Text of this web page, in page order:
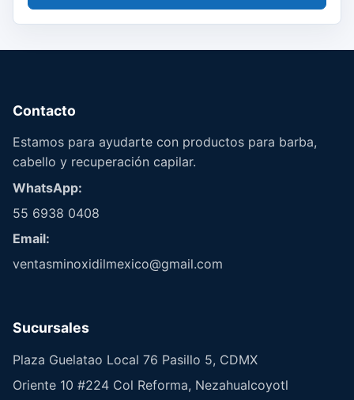
Contacto
Estamos para ayudarte con productos para barba,
cabello y recuperación capilar.
WhatsApp:
55 6938 0408
Email:
ventasminoxidilmexico@gmail.com
Sucursales
Plaza Guelatao Local 76 Pasillo 5, CDMX
Oriente 10 #224 Col Reforma, Nezahualcoyotl